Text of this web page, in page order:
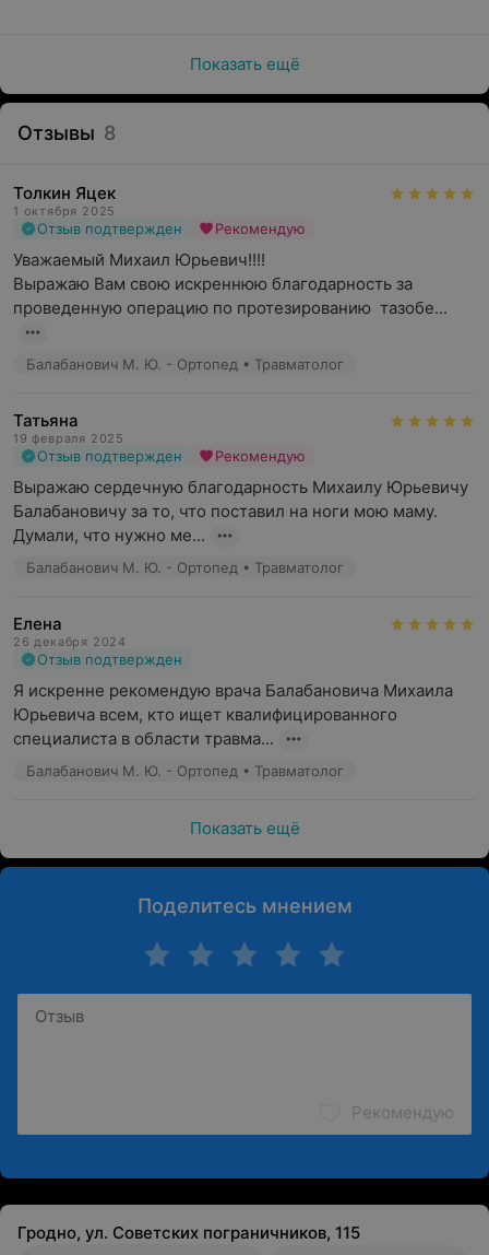
Показать ещё
Отзывы 8
Толкин Яцек
1 октября 2025
Отзыв подтвержден Рекомендую
Уважаемый Михаил Юрьевич!!!!
Выражаю Вам свою искреннюю благодарность за
проведенную операцию по протезированию  тазобе...
Балабанович М. Ю. - Ортопед • Травматолог
Татьяна
19 февраля 2025
Отзыв подтвержден Рекомендую
Выражаю сердечную благодарность Михаилу Юрьевичу
Балабановичу за то, что поставил на ноги мою маму.
Думали, что нужно ме...
Балабанович М. Ю. - Ортопед • Травматолог
Елена
26 декабря 2024
Отзыв подтвержден
Я искренне рекомендую врача Балабановича Михаила
Юрьевича всем, кто ищет квалифицированного
специалиста в области травма...
Балабанович М. Ю. - Ортопед • Травматолог
Показать ещё
Поделитесь мнением
Рекомендую
Гродно, ул. Советских пограничников, 115